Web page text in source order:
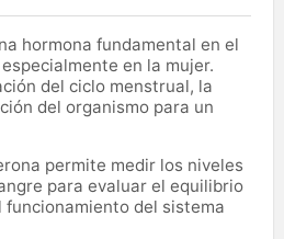
hormona fundamental en el
en la mujer.
del ciclo menstrual, la
del organismo para un
permite medir los niveles
para evaluar el equilibrio
del sistema